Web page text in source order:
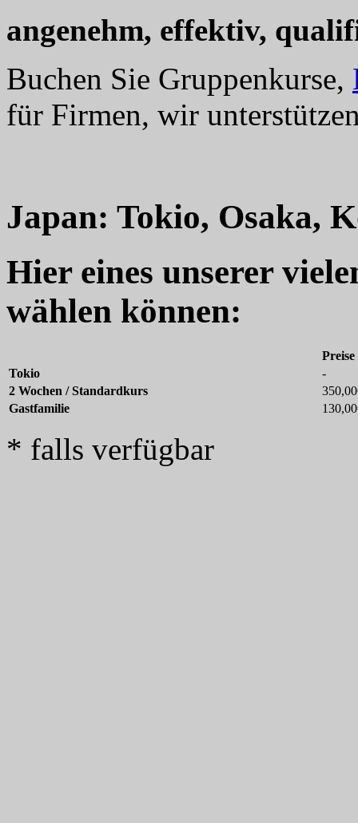
angenehm, effektiv,
Buchen Sie Gruppenkurse,
für Firmen, wir
Japan: Tokio, Osaka,
Hier eines unserer
wählen können:
Preise
Tokio
-
2 Wochen / Standardkurs
Gastfamilie
* falls verfügbar